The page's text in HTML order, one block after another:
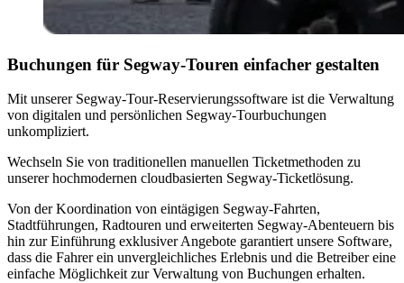
Buchungen für Segway-Touren einfacher gestalten
Mit unserer Segway-Tour-Reservierungssoftware ist die Verwaltung
von digitalen und persönlichen Segway-Tourbuchungen
unkompliziert.
Wechseln Sie von traditionellen manuellen Ticketmethoden zu
unserer hochmodernen cloudbasierten Segway-Ticketlösung.
Von der Koordination von eintägigen Segway-Fahrten,
Stadtführungen, Radtouren und erweiterten Segway-Abenteuern bis
hin zur Einführung exklusiver Angebote garantiert unsere Software,
dass die Fahrer ein unvergleichliches Erlebnis und die Betreiber eine
einfache Möglichkeit zur Verwaltung von Buchungen erhalten.